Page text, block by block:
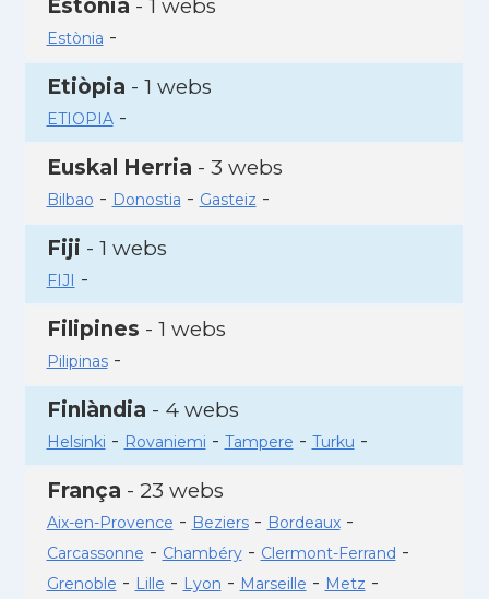
Estonia - 1 webs
Estònia -
Etiòpia - 1 webs
ETIOPIA-
Euskal Herria - 3 webs
Bilbao - Donostia - Gasteiz -
Fiji - 1 webs
FIJI -
Filipines - 1 webs
Pilipinas-
Finlàndia - 4 webs
Helsinki - Rovaniemi - Tampere - Turku -
França - 23 webs
Aix-en-Provence - Beziers- Bordeaux-
Carcassonne - Chambéry- Clermont-Ferrand -
Grenoble - Lille - Lyon - Marseille - Metz -